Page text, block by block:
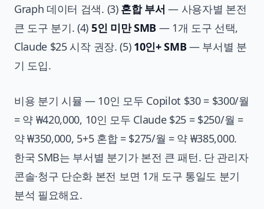
Graph 데이터 검색. (3) 혼합 부서 — 사용자별 본전
큰 도구 분기. (4) 5인 미만 SMB— 1개 도구 선택,
Claude $25 시작 권장. (5) 10인+ SMB— 부서별 분
기 도입.
비용 분기 시뮬 — 10인 모두 Copilot $30 = $300/월
= 약 ₩420,000, 10인 모두 Claude $25 = $250/월 =
약 ₩350,000, 5+5 혼합 = $275/월 = 약 ₩385,000.
한국 SMB는 부서별 분기가 본전 큰 패턴. 단 관리자
콘솔·청구 단순화 본전 보면 1개 도구 통일도 분기
분석 필요해요.